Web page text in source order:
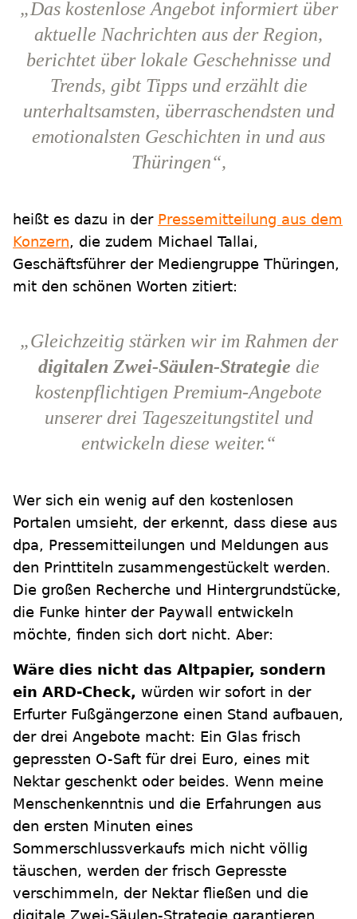
„Das kostenlose Angebot informiert über
aktuelle Nachrichten aus der Region,
berichtet über lokale Geschehnisse und
Trends, gibt Tipps und erzählt die
unterhaltsamsten, überraschendsten und
emotionalsten Geschichten in und aus
Thüringen“,
heißt es dazu in der Pressemitteilung aus dem
Konzern, die zudem Michael Tallai,
Geschäftsführer der Mediengruppe Thüringen,
mit den schönen Worten zitiert:
„Gleichzeitig stärken wir im Rahmen der
digitalen Zwei-Säulen-Strategie die
kostenpflichtigen Premium-Angebote
unserer drei Tageszeitungstitel und
entwickeln diese weiter.“
Wer sich ein wenig auf den kostenlosen
Portalen umsieht, der erkennt, dass diese aus
dpa, Pressemitteilungen und Meldungen aus
den Printtiteln zusammengestückelt werden.
Die großen Recherche und Hintergrundstücke,
die Funke hinter der Paywall entwickeln
möchte, finden sich dort nicht. Aber:
Wäre dies nicht das Altpapier, sondern
ein ARD-Check, würden wir sofort in der
Erfurter Fußgängerzone einen Stand aufbauen,
der drei Angebote macht: Ein Glas frisch
gepressten O-Saft für drei Euro, eines mit
Nektar geschenkt oder beides. Wenn meine
Menschenkenntnis und die Erfahrungen aus
den ersten Minuten eines
Sommerschlussverkaufs mich nicht völlig
täuschen, werden der frisch Gepresste
verschimmeln, der Nektar fließen und die
digitale Zwei-Säulen-Strategie garantieren,